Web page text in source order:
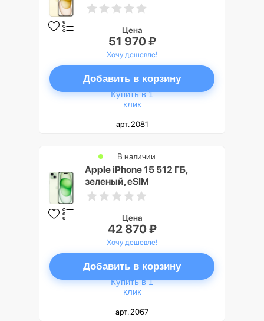
Цена
51 970 ₽
Хочу дешевле!
Добавить в корзину
Купить в 1
клик
арт. 2081
Apple iPhone 15 512 ГБ,
зеленый, eSIM
В наличии
Цена
42 870 ₽
Хочу дешевле!
Добавить в корзину
Купить в 1
клик
арт. 2067